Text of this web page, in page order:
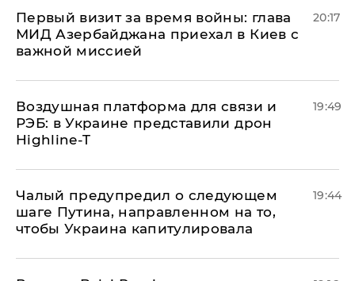
Первый визит за время войны: глава
МИД Азербайджана приехал в Киев с
важной миссией
20:17
Воздушная платформа для связи и
РЭБ: в Украине представили дрон
Highline-T
19:49
Чалый предупредил о следующем
шаге Путина, направленном на то,
чтобы Украина капитулировала
19:44